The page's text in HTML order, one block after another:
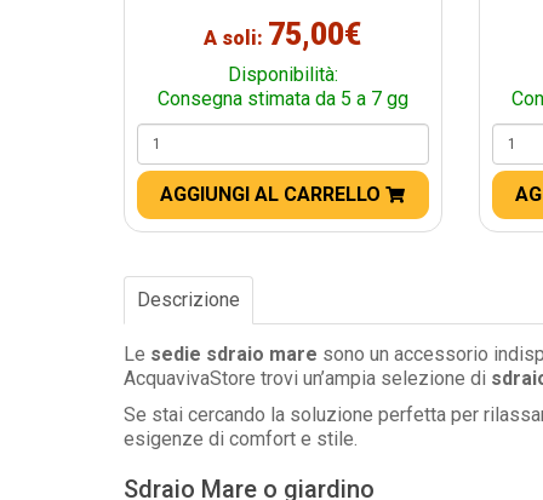
A soli: 75,00€
Disponibilità:
Consegna stimata da 5 a 7 gg
AGGIUNGI AL CARRELLO
Descrizione
Le sedie sdraio mare sono un accessorio
AcquavivaStore trovi un’ampia selezione di
Se stai cercando la soluzione perfetta per
esigenze di comfort e stile.
Sdraio Mare o giardino